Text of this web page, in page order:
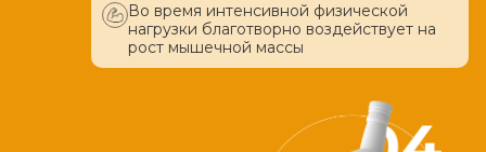
Во время интенсивной физической
нагрузки благотворно воздействует на
рост мышечной массы